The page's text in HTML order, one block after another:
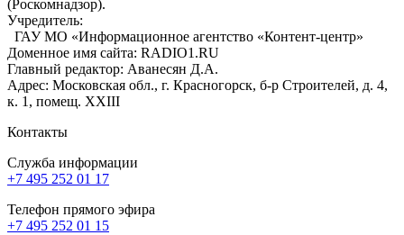
(Роскомнадзор).
Учредитель:
ГАУ МО «Информационное агентство «Контент-центр»
Доменное имя сайта: RADIO1.RU
Главный редактор: Аванесян Д.А.
Адрес: Московская обл., г. Красногорск, б-р Строителей, д. 4,
к. 1, помещ. XXIII
Контакты
Служба информации
+7 495 252 01 17
Телефон прямого эфира
+7 495 252 01 15